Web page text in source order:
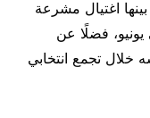
اغتيال مشرعة
فضلًا عن
خلال تجمع انتخابي